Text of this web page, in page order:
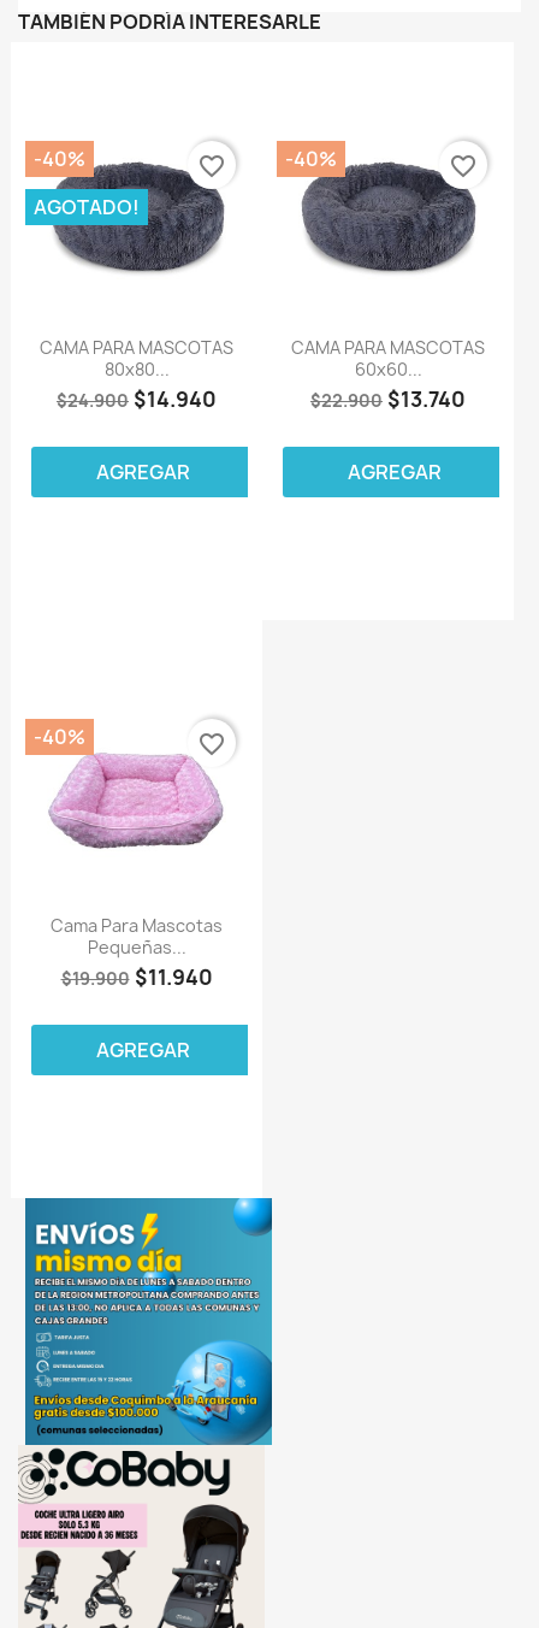
TAMBIÉN PODRÍA INTERESARLE
CAMA PARA MASCOTAS
80x80...
$24.900 $14.940
-40%
AGOTADO!
AGREGAR
favorite_border
CAMA PARA MASCOTAS
60x60...
$22.900 $13.740
-40%
AGREGAR
favorite_border
Cama Para Mascotas
Pequeñas...
$19.900 $11.940
-40%
AGREGAR
favorite_border